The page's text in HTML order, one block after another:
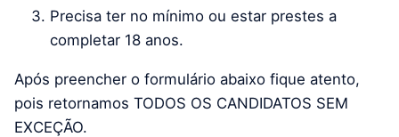
Precisa ter no mínimo ou estar prestes a
completar 18 anos.
Após preencher o formulário abaixo fique atento,
pois retornamos TODOS OS CANDIDATOS SEM
EXCEÇÃO.